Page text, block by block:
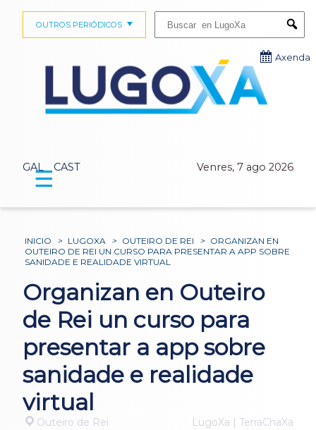
GAL CAST Venres, 7 ago 2026
OUTROS PERIÓDICOS
Axenda
☰
INICIO > LUGOXA > OUTEIRO DE REI > ORGANIZAN EN
OUTEIRO DE REI UN CURSO PARA PRESENTAR A APP SOBRE
SANIDADE E REALIDADE VIRTUAL
Organizan en Outeiro
de Rei un curso para
presentar a app sobre
sanidade e realidade
virtual
Outeiro de Rei LugoXa | TerraChaXa